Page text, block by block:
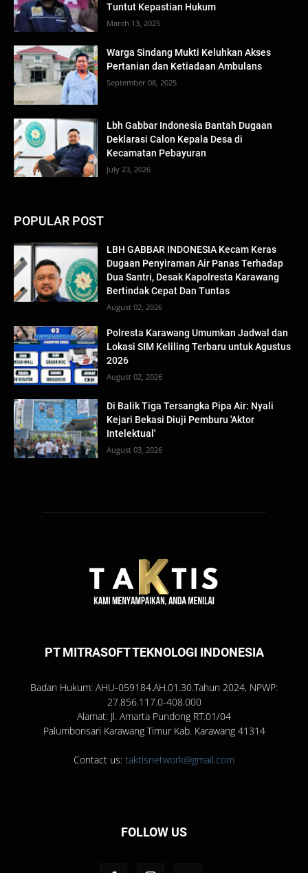
Tuntut Kepastian Hukum
March 13, 2025
Warga Sindang Mukti Keluhkan Akses
Pertanian dan Ketiadaan Ambulans
September 08, 2025
Lbh Gabbar Indonesia Bantah Dugaan
Deklarasi Calon Kepala Desa di
Kecamatan Pebayuran
July 23, 2026
POPULAR POST
LBH GABBAR INDONESIA Kecam Keras
Dugaan Penyiraman Air Panas Terhadap
Dua Santri, Desak Kapolresta Karawang
Bertindak Cepat Dan Tuntas
August 02, 2026
Polresta Karawang Umumkan Jadwal dan
Lokasi SIM Keliling Terbaru untuk Agustus
2026
August 02, 2026
Di Balik Tiga Tersangka Pipa Air: Nyali
Kejari Bekasi Diuji Pemburu 'Aktor
Intelektual'
August 03, 2026
PT MITRASOFT TEKNOLOGI INDONESIA
Badan Hukum: AHU-059184.AH.01.30.Tahun 2024, NPWP:
27.856.117.0-408.000
Alamat: Jl. Amarta Pundong RT.01/04
Palumbonsari Karawang Timur Kab. Karawang 41314
Contact us: taktisnetwork@gmail.com
FOLLOW US